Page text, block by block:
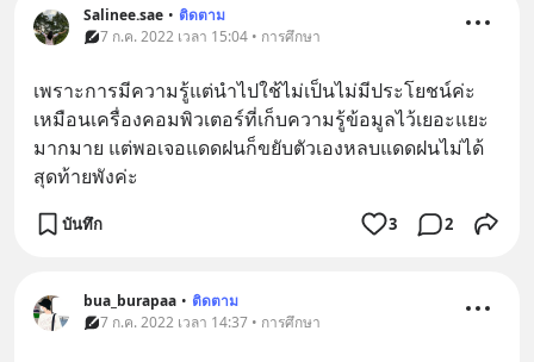
Salinee.sae • ติดตาม
7 ก.ค. 2022 เวลา 15:04 • การศึกษา
เพราะการมีความรู้แต่นำไปใช้ไม่เป็นไม่มีประโยชน์ค่ะ
เหมือนเครื่องคอมพิวเตอร์ที่เก็บความรู้ข้อมูลไว้เยอะแยะ
มากมาย แต่พอเจอแดดฝนก็ขยับตัวเองหลบแดดฝนไม่ได้
สุดท้ายพังค่ะ
บันทึก 3 2
bua_burapaa • ติดตาม
7 ก.ค. 2022 เวลา 14:37 • การศึกษา